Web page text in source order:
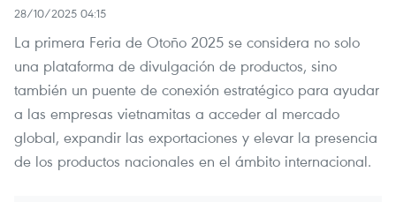
28/10/2025 04:15
La primera Feria de Otoño 2025 se considera no solo
una plataforma de divulgación de productos, sino
también un puente de conexión estratégico para ayudar
a las empresas vietnamitas a acceder al mercado
global, expandir las exportaciones y elevar la presencia
de los productos nacionales en el ámbito internacional.